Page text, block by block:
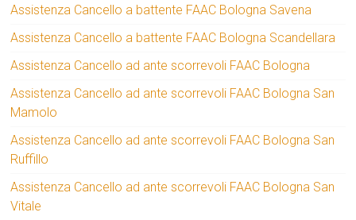
Assistenza Cancello a battente FAAC Bologna Savena
Assistenza Cancello a battente FAAC Bologna Scandellara
Assistenza Cancello ad ante scorrevoli FAAC Bologna
Assistenza Cancello ad ante scorrevoli FAAC Bologna San
Mamolo
Assistenza Cancello ad ante scorrevoli FAAC Bologna San
Ruffillo
Assistenza Cancello ad ante scorrevoli FAAC Bologna San
Vitale